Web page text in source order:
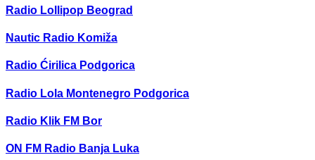
Radio Lollipop Beograd
Nautic Radio Komiža
Radio Ćirilica Podgorica
Radio Lola Montenegro Podgorica
Radio Klik FM Bor
ON FM Radio Banja Luka